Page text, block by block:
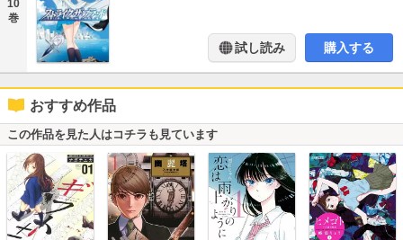
10
巻
試し読み 購入する
おすすめ作品
この作品を見た人はコチラも見ています